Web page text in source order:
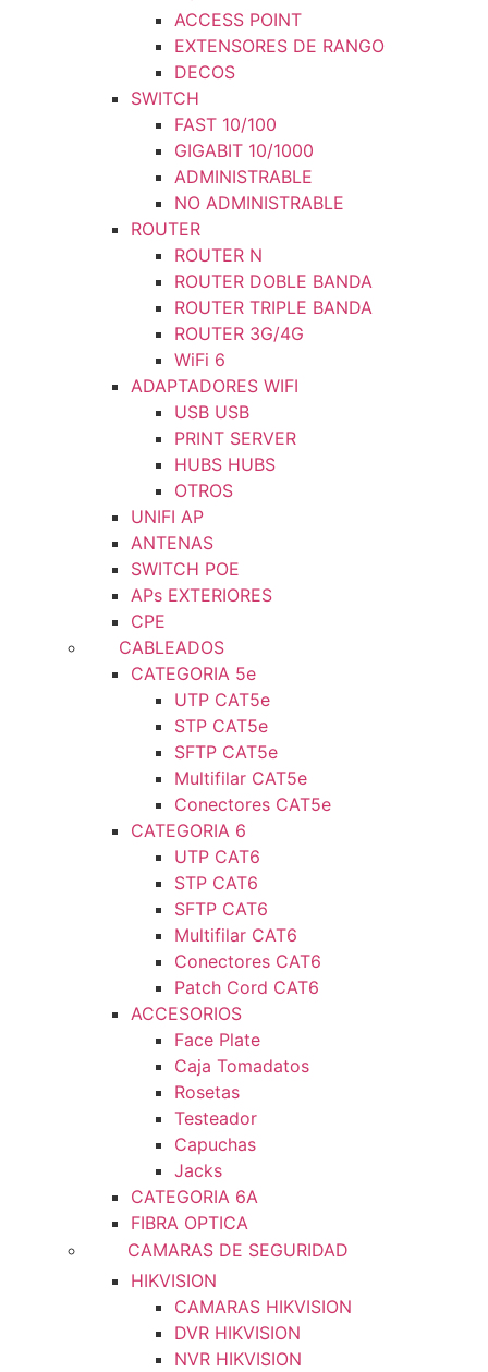
ACCESS POINT
EXTENSORES DE RANGO
DECOS
SWITCH
FAST 10/100
GIGABIT 10/1000
ADMINISTRABLE
NO ADMINISTRABLE
ROUTER
ROUTER N
ROUTER DOBLE BANDA
ROUTER TRIPLE BANDA
ROUTER 3G/4G
WiFi 6
ADAPTADORES WIFI
USB USB
PRINT SERVER
HUBS HUBS
OTROS
UNIFI AP
ANTENAS
SWITCH POE
APs EXTERIORES
CPE
CABLEADOS
CATEGORIA 5e
UTP CAT5e
STP CAT5e
SFTP CAT5e
Multifilar CAT5e
Conectores CAT5e
CATEGORIA 6
UTP CAT6
STP CAT6
SFTP CAT6
Multifilar CAT6
Conectores CAT6
Patch Cord CAT6
ACCESORIOS
Face Plate
Caja Tomadatos
Rosetas
Testeador
Capuchas
Jacks
CATEGORIA 6A
FIBRA OPTICA
CAMARAS DE SEGURIDAD
HIKVISION
CAMARAS HIKVISION
DVR HIKVISION
NVR HIKVISION